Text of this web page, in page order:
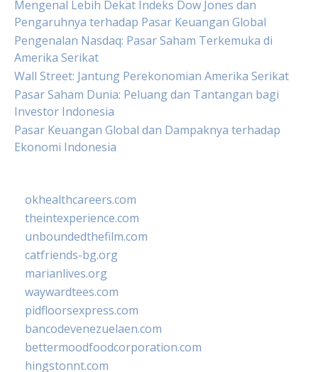
Mengenal Lebih Dekat Indeks Dow Jones dan
Pengaruhnya terhadap Pasar Keuangan Global
Pengenalan Nasdaq: Pasar Saham Terkemuka di
Amerika Serikat
Wall Street: Jantung Perekonomian Amerika Serikat
Pasar Saham Dunia: Peluang dan Tantangan bagi
Investor Indonesia
Pasar Keuangan Global dan Dampaknya terhadap
Ekonomi Indonesia
okhealthcareers.com
theintexperience.com
unboundedthefilm.com
catfriends-bg.org
marianlives.org
waywardtees.com
pidfloorsexpress.com
bancodevenezuelaen.com
bettermoodfoodcorporation.com
hingstonnt.com